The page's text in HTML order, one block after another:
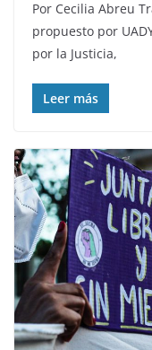
Por Cecilia Abreu
propuesto por
por la Justicia,
Leer más